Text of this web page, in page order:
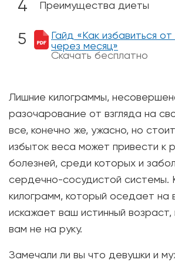
Преимущества диеты
Гайд «Как избавиться
через месяц»
Скачать бесплатно
Лишние килограммы,
разочарование от взгляда на
все, конечно же, ужасно, но
избыток веса может привести к
болезней, среди которых и
сердечно-сосудистой системы.
килограмм, который оседает на
искажает ваш истинный
вам не на руку.
Замечали ли вы что девушки и